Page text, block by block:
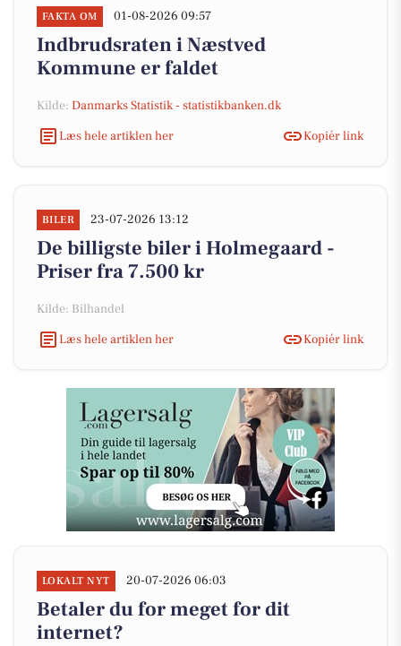
FAKTA OM 01-08-2026 09:57
Indbrudsraten i Næstved
Kommune er faldet
Kilde: Danmarks Statistik - statistikbanken.dk
Læs hele artiklen her
Kopiér link
BILER 23-07-2026 13:12
De billigste biler i Holmegaard -
Priser fra 7.500 kr
Kilde: Bilhandel
Læs hele artiklen her
Kopiér link
LOKALT NYT 20-07-2026 06:03
Betaler du for meget for dit
internet?